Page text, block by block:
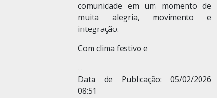
comunidade em um momento de
muita alegria, movimento e
integração.
Com clima festivo e
...
Data de Publicação: 05/02/2026
08:51